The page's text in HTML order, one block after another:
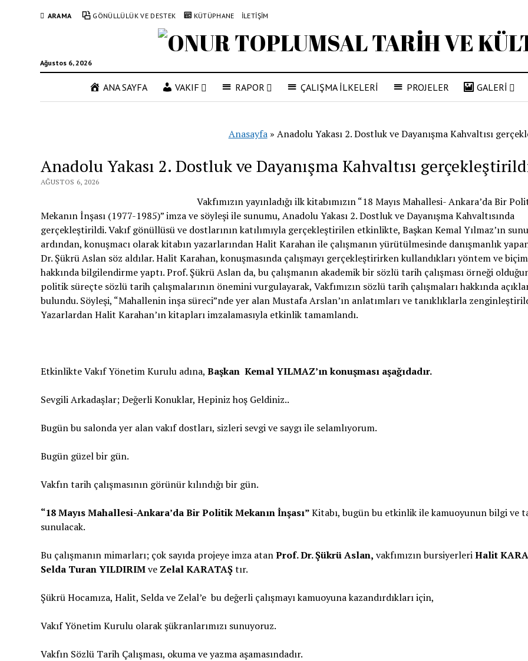
ARAMA GÖNÜLLÜLÜK VE DESTEK KÜTÜPHANE İLETİŞİM
Ağustos 6, 2026
ANA SAYFA VAKIF RAPOR ÇALIŞMA İLKELERİ PROJELER GALERİ
Anasayfa» Anadolu Yakası 2. Dostluk ve Dayanışma Kahvaltısı
Anadolu Yakası 2. Dostluk ve Dayanışma Kahvaltısı
AĞUSTOS 6, 2026
Vakfımızın yayınladığı ilk kitabımızın “18 Mayıs Mahallesi- Ankara’da Bir
Mekanın İnşası (1977-1985)” imza ve söyleşi ile sunumu, Anadolu Yakası 2. Dostluk ve Dayanışma Kahvaltısında
gerçekleştirildi. Vakıf gönüllüsü ve dostlarının katılımıyla gerçekleştirilen etkinlikte, Başkan Kemal Yılmaz’ın
ardından, konuşmacı olarak kitabın yazarlarından Halit Karahan ile çalışmanın yürütülmesinde danışmanlık
Dr. Şükrü Aslan söz aldılar. Halit Karahan, konuşmasında çalışmayı gerçekleştirirken kullandıkları yöntem ve
hakkında bilgilendirme yaptı. Prof. Şükrü Aslan da, bu çalışmanın akademik bir sözlü tarih çalışması örneği
politik süreçte sözlü tarih çalışmalarının önemini vurgulayarak, Vakfımızın sözlü tarih çalışmaları hakkında
bulundu. Söyleşi, “Mahallenin inşa süreci”nde yer alan Mustafa Arslan’ın anlatımları ve tanıklıklarla
Yazarlardan Halit Karahan’ın kitapları imzalamasıyla etkinlik tamamlandı.
Etkinlikte Vakıf Yönetim Kurulu adına, Başkan Kemal YILMAZ’ın konuşması aşağıdadır.
Sevgili Arkadaşlar; Değerli Konuklar, Hepiniz hoş Geldiniz..
Bugün bu salonda yer alan vakıf dostları, sizleri sevgi ve saygı ile selamlıyorum.
Bugün güzel bir gün.
Vakfın tarih çalışmasının görünür kılındığı bir gün.
“18 Mayıs Mahallesi-Ankara’da Bir Politik Mekanın İnşası”Kitabı, bugün bu etkinlik ile kamuoyunun bilgi ve
sunulacak.
Bu çalışmanın mimarları; çok sayıda projeye imza atanProf. Dr. Şükrü Aslan, vakfımızın bursiyerleriHalit
Selda Turan YILDIRIMve Zelal KARATAŞtır.
Şükrü Hocamıza, Halit, Selda ve Zelal’e bu değerli çalışmayı kamuoyuna kazandırdıkları için,
Vakıf Yönetim Kurulu olarak şükranlarımızı sunuyoruz.
Vakfın Sözlü Tarih Çalışması, okuma ve yazma aşamasındadır.